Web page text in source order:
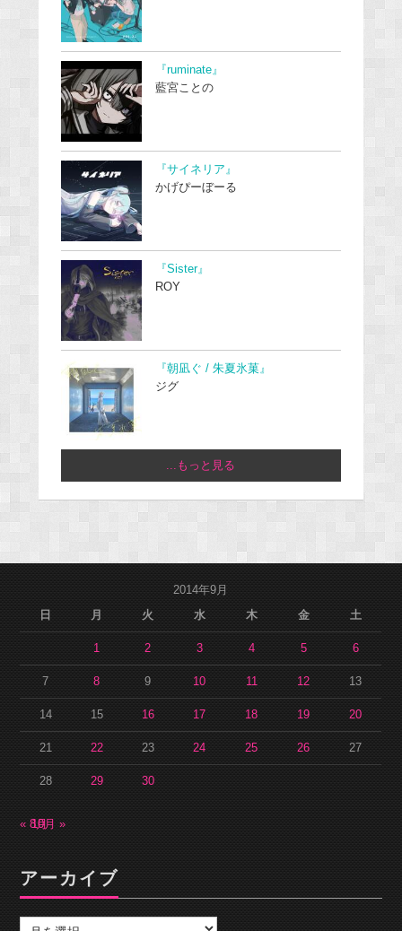
『ruminate』
藍宮ことの
『サイネリア』
かげぴーぼーる
『Sister』
ROY
『朝凪ぐ / 朱夏氷菓』
ジグ
...もっと見る
2014年9月
日
月 火 水 木 金 土
1 2 3 4 5 6
7 8 9 10 11 12 13
14 15 16 17 18 19 20
21 22 23 24 25 26 27
28 29 30
« 8月
10月 »
アーカイブ